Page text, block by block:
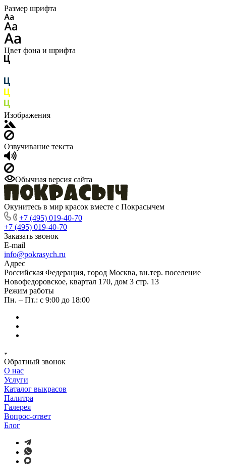
Размер шрифта
Цвет фона и шрифта
Изображения
Озвучивание текста
Обычная версия сайта
Окунитесь в мир красок вместе с Покрасычем
+7 (495) 019-40-70
+7 (495) 019-40-70
Заказать звонок
E-mail
info@pokrasych.ru
Адрес
Российская Федерация, город Москва, вн.тер. поселение
Новофедоровское, квартал 170, дом 3 стр. 13
Режим работы
Пн. – Пт.: с 9:00 до 18:00
Обратный звонок
О нас
Услуги
Каталог выкрасов
Палитра
Галерея
Вопрос-ответ
Блог